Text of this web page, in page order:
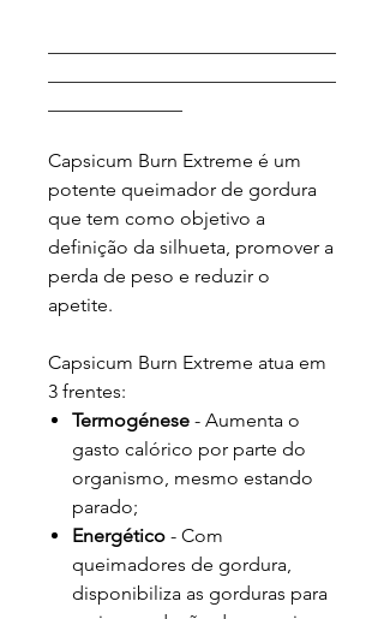
Capsicum Burn Extreme é um
potente queimador de gordura
que tem como objetivo a
definição da silhueta, promover a
perda de peso e reduzir o
apetite.
Capsicum Burn Extreme atua em
3 frentes:
Termogénese - Aumenta o
gasto calórico por parte do
organismo, mesmo estando
parado;
Energético - Com
queimadores de gordura,
disponibiliza as gorduras para